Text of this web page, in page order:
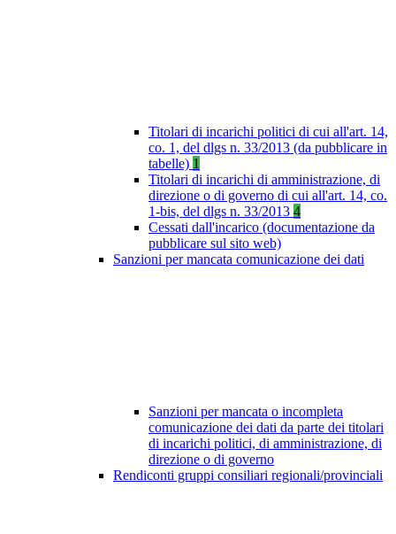
Titolari di incarichi politici di cui all'art. 14,
co. 1, del dlgs n. 33/2013 (da pubblicare in
tabelle) 1
Titolari di incarichi di amministrazione, di
direzione o di governo di cui all'art. 14, co.
1-bis, del dlgs n. 33/2013 4
Cessati dall'incarico (documentazione da
pubblicare sul sito web)
Sanzioni per mancata comunicazione dei dati
Sanzioni per mancata o incompleta
comunicazione dei dati da parte dei titolari
di incarichi politici, di amministrazione, di
direzione o di governo
Rendiconti gruppi consiliari regionali/provinciali